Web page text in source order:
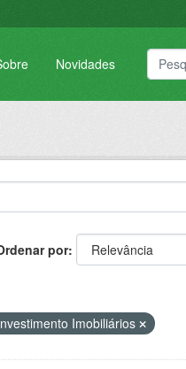
Novidades
por
Imobiliários